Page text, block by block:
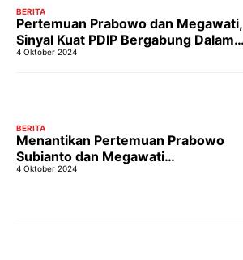
BERITA
Pertemuan Prabowo dan Megawati,
Sinyal Kuat PDIP Bergabung Dalam
Kabinet?
4 Oktober 2024
BERITA
Menantikan Pertemuan Prabowo
Subianto dan Megawati
Soekarnoputri
4 Oktober 2024